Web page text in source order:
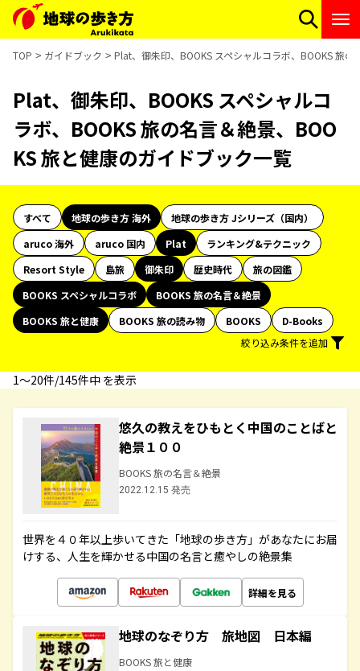
TOP ガイドブック Plat、御朱印、BOOKS スペシャルコラボ、BOOKS 旅
Plat、御朱印、BOOKS スペシャルコ
ラボ、BOOKS 旅の名言＆絶景、BOO
KS 旅と健康のガイドブック一覧
すべて 地球の歩き方 海外
地球の歩き方 Jシリーズ（国内）
aruco 海外
aruco 国内 Plat
ランキング&テクニック
Resort Style
島旅 御朱印 歴史時代
旅の図鑑
BOOKS スペシャルコラボ
BOOKS 旅の名言＆絶景
BOOKS 旅と健康
BOOKS 旅の読み物 BOOKS
D-Books
絞り込み条件を追加
1〜20件/145件中 を表示
悠久の教えをひもとく中国のことばと
絶景１００
BOOKS 旅の名言＆絶景
2022.12.15 発売
世界を４０年以上歩いてきた「地球の歩き方」があなたにお届
けする、人生を輝かせる中国の名言と癒やしの絶景集
詳細を見る
地球のなぞり方 旅地図 日本編
BOOKS 旅と健康